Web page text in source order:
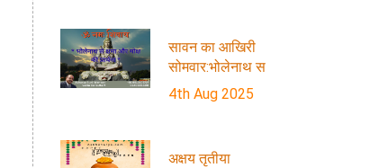
सावन का आखिरी
सोमवार:भोलेनाथ स
4th Aug 2025
अक्षय तृतीया